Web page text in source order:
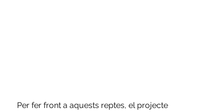
Per fer front a aquests reptes, el projecte